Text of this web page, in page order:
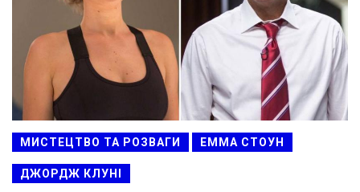
МИСТЕЦТВО ТА РОЗВАГИ ЕММА СТОУН
ДЖОРДЖ КЛУНІ